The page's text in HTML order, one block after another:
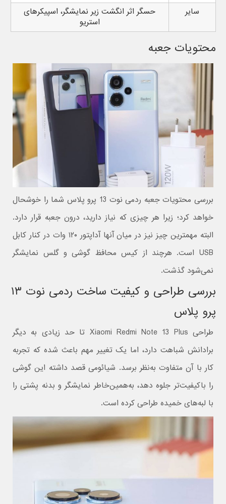
سایر
حسگر اثر انگشت زیر نمایشگر، اسپیکرهای
استریو
محتویات جعبه
بررسی محتویات جعبه ردمی نوت 13 پرو پلاس شما را خوشحال
خواهد کرد؛ زیرا هر چیزی که نیاز دارید، درون جعبه قرار دارد.
البته مهمترین چیز نیز در میان آنها آداپتور ۱۲۰ وات در کنار کابل
USB است. هرچند از کیس محافظ گوشی و گلس نمایشگر
نمی‌شود گذشت.
بررسی طراحی و کیفیت ساخت ردمی نوت ۱۳
پرو پلاس
طراحی Xiaomi Redmi Note 13 Plus تا حد زیادی به دیگر
برادانش شباهت دارد، اما یک تغییر مهم باعث شده که تجربه
کار با آن متفاوت به‌نظر برسد. شیائومی قصد داشته این گوشی
را باکیفیت‌تر جلوه دهد، به‌همین‌خاطر نمایشگر و بدنه پشتی را
با لبه‌های خمیده طراحی کرده است.